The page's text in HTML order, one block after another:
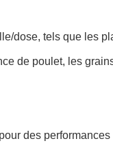
dose, tels que les
de poulet, les
des performances